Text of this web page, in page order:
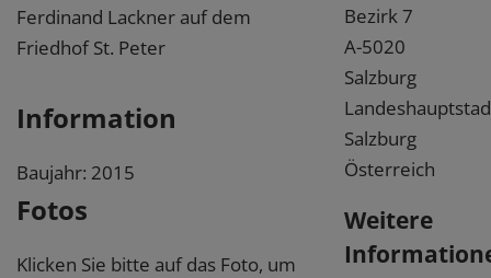
Ferdinand Lackner auf dem
Friedhof St. Peter
Information
Baujahr: 2015
Fotos
Klicken Sie bitte auf das Foto, um
Bezirk 7
A-5020
Salzburg
Salzburg
Österreich
Weitere